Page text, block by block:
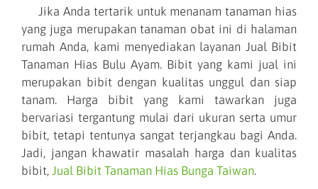
Jika Anda tertarik untuk menanam tanaman hias
yang juga merupakan tanaman obat ini di halaman
rumah Anda, kami menyediakan layanan Jual Bibit
Tanaman Hias Bulu Ayam. Bibit yang kami jual ini
merupakan bibit dengan kualitas unggul dan siap
tanam. Harga bibit yang kami tawarkan juga
bervariasi tergantung mulai dari ukuran serta umur
bibit, tetapi tentunya sangat terjangkau bagi Anda.
Jadi, jangan khawatir masalah harga dan kualitas
bibit, Jual Bibit Tanaman Hias Bunga Taiwan.